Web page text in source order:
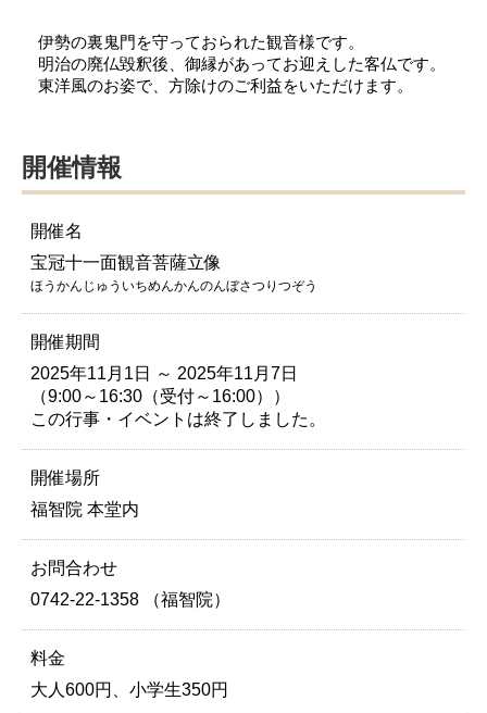
伊勢の裏鬼門を守っておられた観音様です。
明治の廃仏毀釈後、御縁があってお迎えした客仏です。
東洋風のお姿で、方除けのご利益をいただけます。
開催情報
開催名
宝冠十一面観音菩薩立像
ほうかんじゅういちめんかんのんぼさつりつぞう
開催期間
2025年11月1日 ～ 2025年11月7日
（9:00～16:30（受付～16:00））
この行事・イベントは終了しました。
開催場所
福智院 本堂内
お問合わせ
0742-22-1358 （福智院）
料金
大人600円、小学生350円